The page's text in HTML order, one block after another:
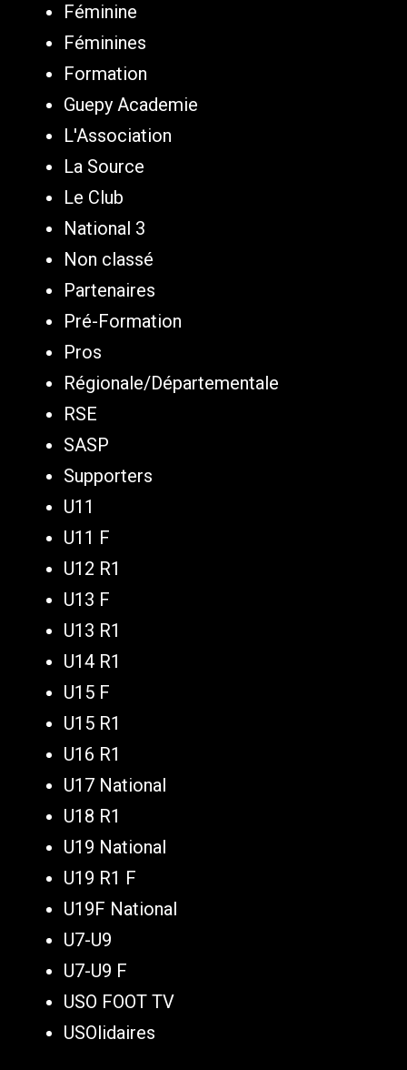
Féminine
Féminines
Formation
Guepy Academie
L'Association
La Source
Le Club
National 3
Non classé
Partenaires
Pré-Formation
Pros
Régionale/Départementale
RSE
SASP
Supporters
U11
U11 F
U12 R1
U13 F
U13 R1
U14 R1
U15 F
U15 R1
U16 R1
U17 National
U18 R1
U19 National
U19 R1 F
U19F National
U7-U9
U7-U9 F
USO FOOT TV
USOlidaires